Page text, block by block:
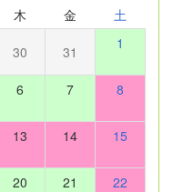
木 金 土
30 31 1
6 7 8
13 14 15
20 21 22